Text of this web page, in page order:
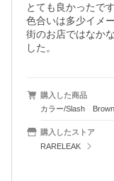
とても良かったです
色合いは多少イメ
街のお店ではなか
購入した商品
カラー/Slash
購入したストア
RARELEAK